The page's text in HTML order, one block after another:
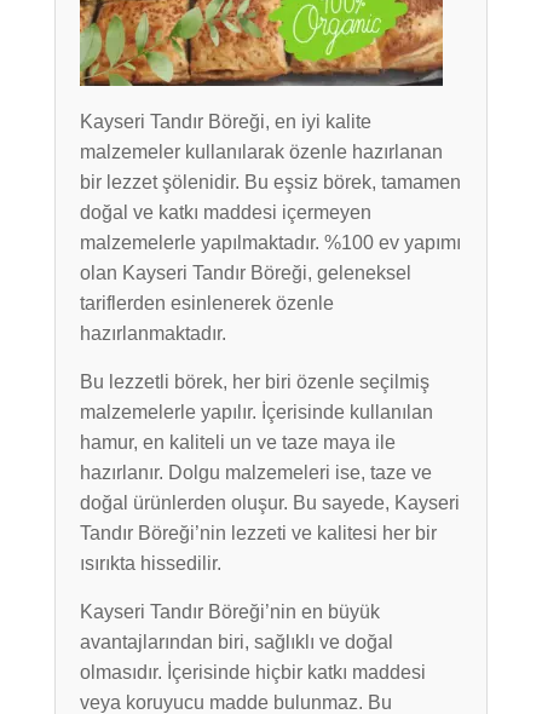
Kayseri Tandır Böreği, en iyi kalite
malzemeler kullanılarak özenle hazırlanan
bir lezzet şölenidir. Bu eşsiz börek, tamamen
doğal ve katkı maddesi içermeyen
malzemelerle yapılmaktadır. %100 ev yapımı
olan Kayseri Tandır Böreği, geleneksel
tariflerden esinlenerek özenle
hazırlanmaktadır.
Bu lezzetli börek, her biri özenle seçilmiş
malzemelerle yapılır. İçerisinde kullanılan
hamur, en kaliteli un ve taze maya ile
hazırlanır. Dolgu malzemeleri ise, taze ve
doğal ürünlerden oluşur. Bu sayede, Kayseri
Tandır Böreği’nin lezzeti ve kalitesi her bir
ısırıkta hissedilir.
Kayseri Tandır Böreği’nin en büyük
avantajlarından biri, sağlıklı ve doğal
olmasıdır. İçerisinde hiçbir katkı maddesi
veya koruyucu madde bulunmaz. Bu